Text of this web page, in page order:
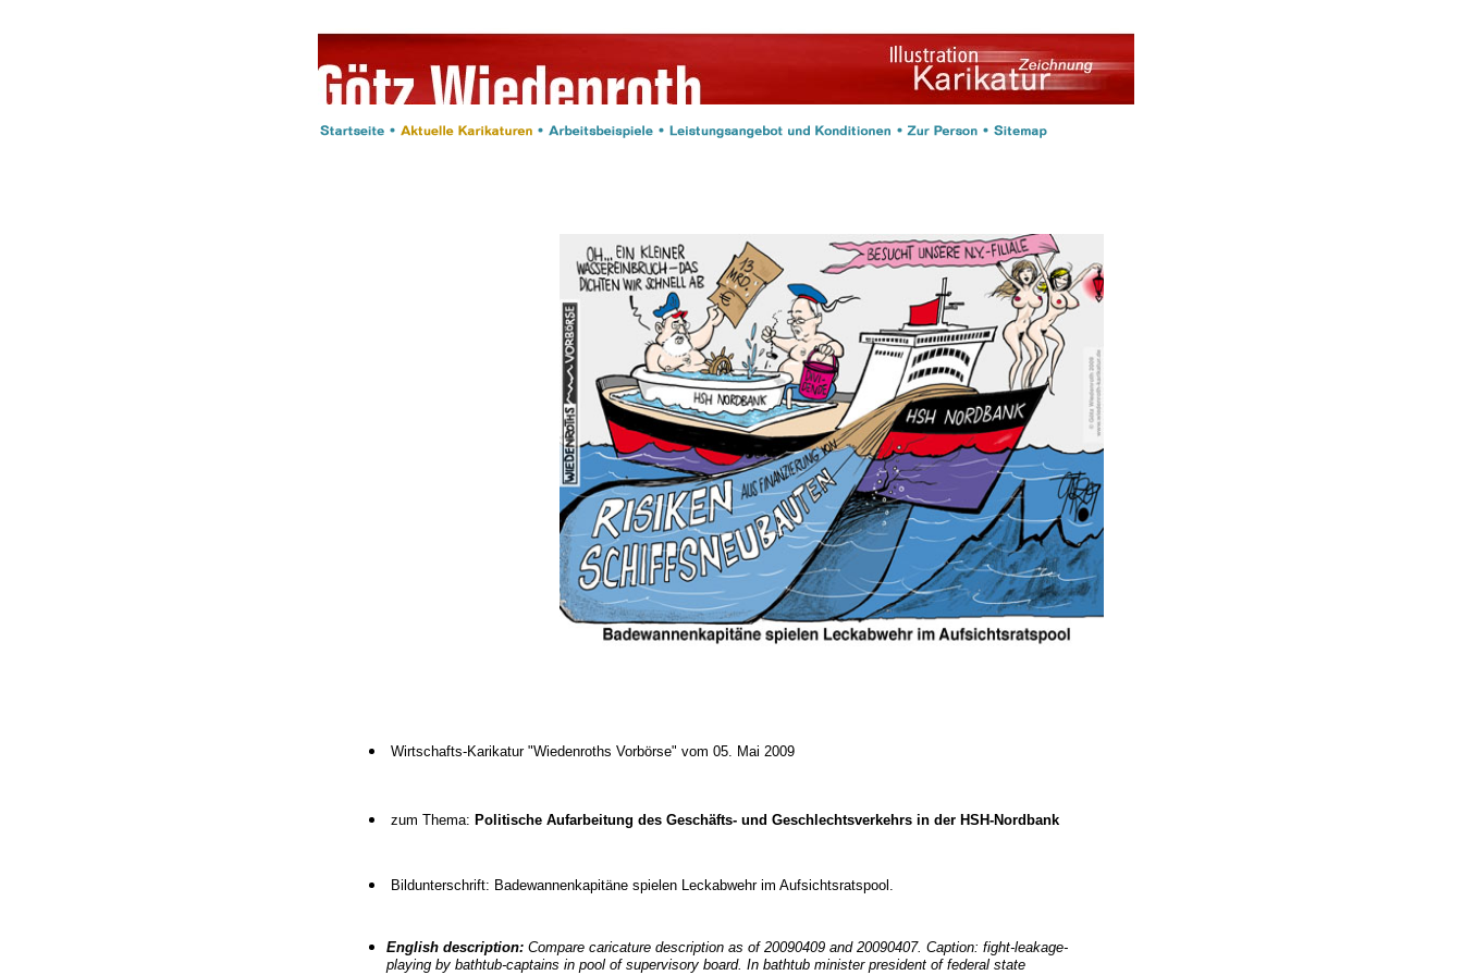
Wirtschafts-Karikatur "Wiedenroths Vorbörse" vom 05. Mai 2009
zum Thema: Politische Aufarbeitung des Geschäfts- und Geschlechtsverkehrs in der HSH-Nordbank
Bildunterschrift: Badewannenkapitäne spielen Leckabwehr im Aufsichtsratspool.
English description: Compare caricature description as of 20090409 and 20090407. Caption: fight-leakage-
playing by bathtub-captains in pool of supervisory board. In bathtub minister president of federal state